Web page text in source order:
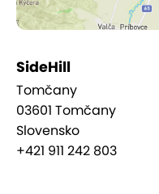
Sklabinský hrad
klenotom
jazdy od Martina.
Múzeum
expozícia pod
života našich
remeslá,
SideHill
Tomčany
03601 Tomčany
Slovensko
+421 911 242 803